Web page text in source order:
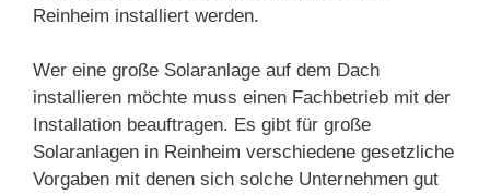
Reinheim installiert werden.
Wer eine große Solaranlage auf dem Dach
installieren möchte muss einen Fachbetrieb mit der
Installation beauftragen. Es gibt für große
Solaranlagen in Reinheim verschiedene gesetzliche
Vorgaben mit denen sich solche Unternehmen gut